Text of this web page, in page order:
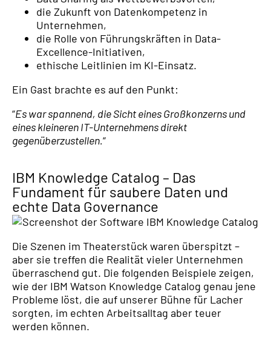
die Zukunft von Datenkompetenz in
Unternehmen,
die Rolle von Führungskräften in Data-
Excellence-Initiativen,
ethische Leitlinien im KI-Einsatz.
Ein Gast brachte es auf den Punkt:
“Es war spannend, die Sicht eines Großkonzerns und
eines kleineren IT-Unternehmens direkt
gegenüberzustellen.“
IBM Knowledge Catalog – Das
Fundament für saubere Daten und
echte Data Governance
Die Szenen im Theaterstück waren überspitzt –
aber sie treffen die Realität vieler Unternehmen
überraschend gut. Die folgenden Beispiele zeigen,
wie der IBM Watson Knowledge Catalog genau jene
Probleme löst, die auf unserer Bühne für Lacher
sorgten, im echten Arbeitsalltag aber teuer
werden können.